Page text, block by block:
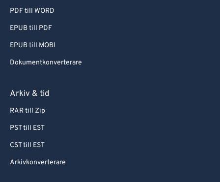
PDF till WORD
EPUB till PDF
EPUB till MOBI
Dokumentkonverterare
Arkiv & tid
RAR till Zip
PST till EST
CST till EST
Arkivkonverterare